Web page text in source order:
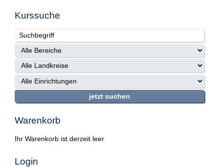
Kurssuche
Warenkorb
Ihr Warenkorb ist derzeit leer
Login